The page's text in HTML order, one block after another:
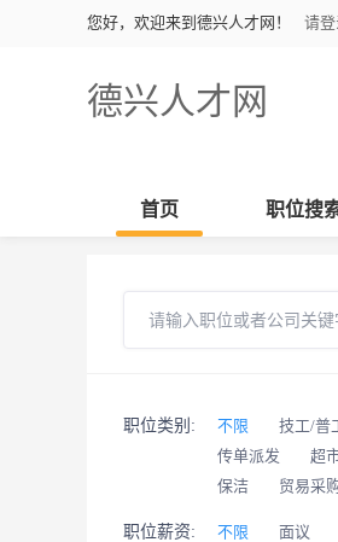
您好，欢迎来到德兴人才网！ 请
德兴人才网
首页 职位搜
职位类别: 不限 技工/普
传单派发
超
保洁
贸易采
职位薪资: 不限 面议